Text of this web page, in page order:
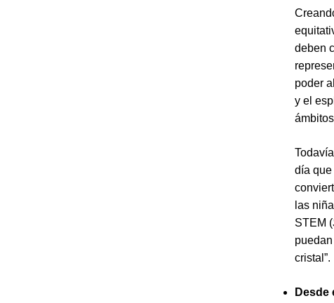
deben
poder
y el
día
las
STEM (
cristal”.
Desde